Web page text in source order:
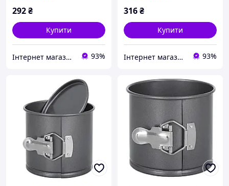
292₴
Купити
Інтернет магазин "Rungoods" 93%
316₴
Купити
Інтернет магазин "Rungoods" 93%